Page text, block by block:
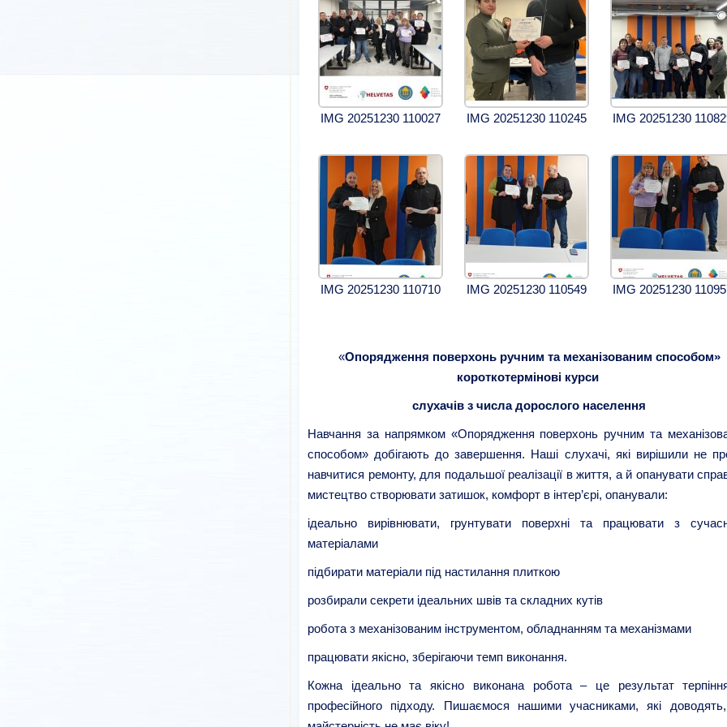
IMG 20251230 110027 IMG 20251230 110245 IMG 20251230
IMG 20251230 110710 IMG 20251230 110549 IMG 20251230
«Опорядження поверхонь ручним та механізованим способом»
короткотермінові курси
слухачів з числа дорослого населення
Навчання за напрямком «Опорядження поверхонь ручним та
способом» добігають до завершення. Наші слухачі, які вирішили не
навчитися ремонту, для подальшої реалізації в життя, а й опанувати
мистецтво створювати затишок, комфорт в інтер’єрі, опанували:
ідеально вирівнювати, грунтувати поверхні та працювати з
матеріалами
підбирати матеріали під настилання плиткою
розбирали секрети ідеальних швів та складних кутів
робота з механізованим інструментом, обладнанням та механізмами
працювати якісно, зберігаючи темп виконання.
Кожна ідеально та якісно виконана робота – це результат
професійного підходу. Пишаємося нашими учасниками, які